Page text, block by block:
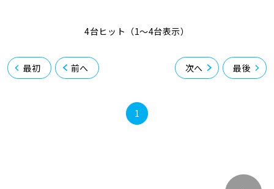
4台ヒット（1〜4台表示）
最初 前へ
1
次へ 最後